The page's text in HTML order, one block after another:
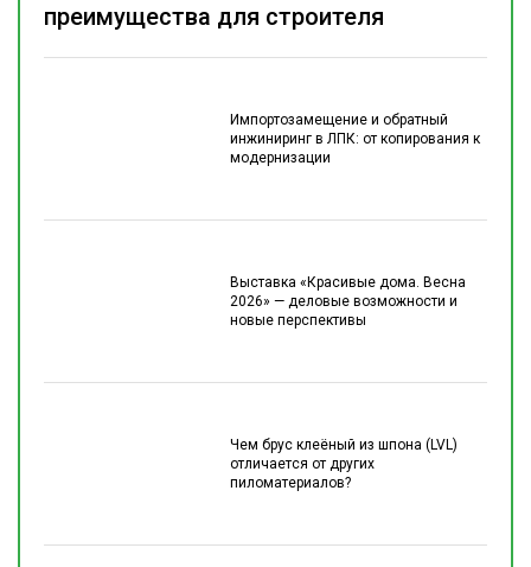
Импортозамещение и обратный
инжиниринг в ЛПК: от копирования к
модернизации
Выставка «Красивые дома. Весна
2026» — деловые возможности и
новые перспективы
Чем брус клеёный из шпона (LVL)
отличается от других
пиломатериалов?
преимущества для строителя